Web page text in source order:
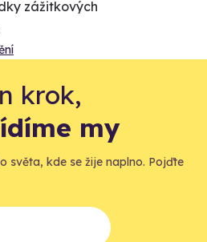
zážitkových
krok,
my
světa, kde se žije naplno. Pojďte